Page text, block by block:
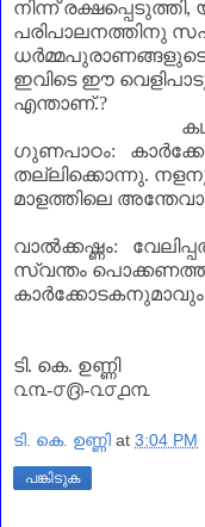
നിന്ന് രക്ഷപ്പെടുത്തി,
പരിപാലനത്തിനു
ധർമ്മപുരാണങ്ങളുടെ
ഇവിടെ ഈ
എന്താണ്‌.?
ഗുണപാഠം:
തല്ലിക്കൊന്നു.
മാളത്തിലെ
വാൽക്കഷ്ണം:
സ്വന്തം
ടി. കെ. ഉണ്ണി
൨൩-൦൫-൨൦൧൩
ടി. കെ. ഉണ്ണി at 3:04 PM
പങ്കിടുക